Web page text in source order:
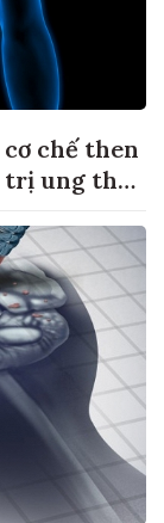
chế then
trị ung thư